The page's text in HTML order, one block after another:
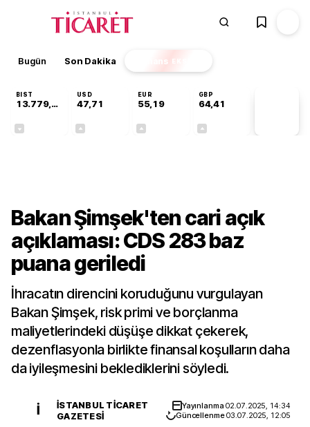
Bugün Son Dakika Finans EKSTRA
BIST
13.779,39
USD
47,71
EUR
55,19
GBP
64,41
Bakan Şimşek'ten cari açık
açıklaması: CDS 283 baz
puana geriledi
İhracatın direncini koruduğunu vurgulayan
Bakan Şimşek, risk primi ve borçlanma
maliyetlerindeki düşüşe dikkat çekerek,
dezenflasyonla birlikte finansal koşulların daha
da iyileşmesini beklediklerini söyledi.
İ
İSTANBUL TICARET
GAZETESI
Yayınlanma02.07.2025, 14:34
Güncellenme03.07.2025, 12:05